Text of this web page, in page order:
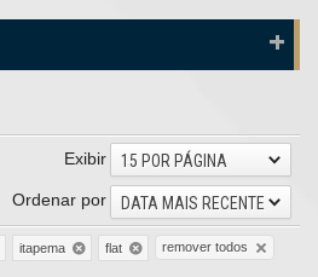
Exibir
15 POR PÁGINA
Ordenar por
DATA MAIS RECENTE
itapema flat remover todos